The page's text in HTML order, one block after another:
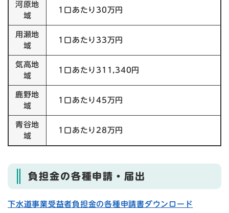
河原地
域
1口あたり30万円
用瀬地
域
1口あたり33万円
気高地
域
1口あたり311,340円
鹿野地
域
1口あたり45万円
青谷地
域
1口あたり28万円
負担金の各種申請・届出
下水道事業受益者負担金の各種申請書ダウンロード